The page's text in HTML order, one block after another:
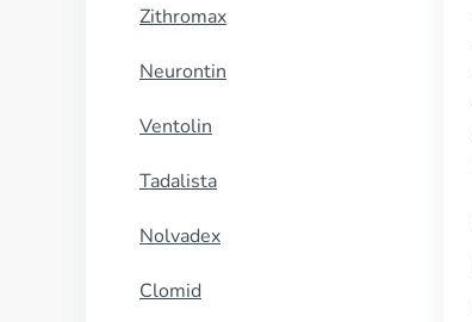
Zithromax
Neurontin
Ventolin
Tadalista
Nolvadex
Clomid